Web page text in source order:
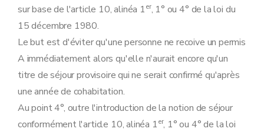
sur base de l'article 10, alinéa 1er, 1° ou 4° de la loi du
15 décembre 1980.
Le but est d'éviter qu'une personne ne recoive un permis
A immédiatement alors qu'elle n'aurait encore qu'un
titre de séjour provisoire qui ne serait confirmé qu'après
une année de cohabitation.
Au point 4°, outre l'introduction de la notion de séjour
conformément l'article 10, alinéa 1er, 1° ou 4° de la loi